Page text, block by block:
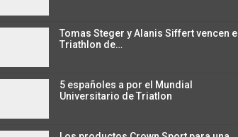
Tomas Steger y Alanis Siffert vencen el
Triathlon de…
5 españoles a por el Mundial
Universitario de Triatlon